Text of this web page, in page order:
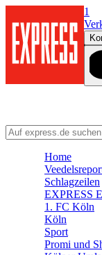
1
Home
Schlagzeilen
EXPRESS
1. FC Köln
Köln
Sport
Promi und